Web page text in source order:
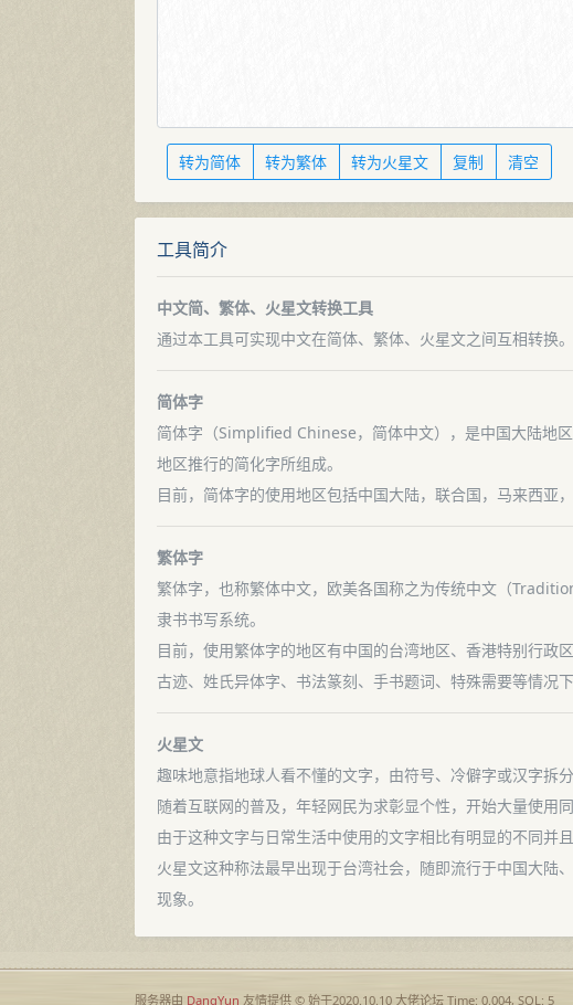
转为简体 转为繁体 转为火星文 复制 清空
工具简介
中文简、繁体、火星文转换工具
通过本工具可实现中文在简体、繁体、火星文之间互相转换。
简体字
简体字（Simplified Chinese，简体中文），是中国大陆地
地区推行的简化字所组成。
目前，简体字的使用地区包括中国大陆，联合国，马来西亚
繁体字
繁体字，也称繁体中文，欧美各国称之为传统中文（
隶书书写系统。
目前，使用繁体字的地区有中国的台湾地区、香港特别行
古迹、姓氏异体字、书法篆刻、手书题词、特殊需要等情况
火星文
趣味地意指地球人看不懂的文字，由符号、冷僻字或汉字拆
随着互联网的普及，年轻网民为求彰显个性，开始大量使用
由于这种文字与日常生活中使用的文字相比有明显的不同并
火星文这种称法最早出现于台湾社会，随即流行于中国大陆
现象。
服务器由 DangYun 友情提供 © 始于2020.10.10 大佬论坛 Time: 0.004, SQL: 5